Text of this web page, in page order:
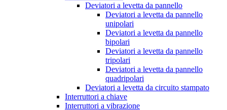
Deviatori a levetta da pannello
Deviatori a levetta da pannello
unipolari
Deviatori a levetta da pannello
bipolari
Deviatori a levetta da pannello
tripolari
Deviatori a levetta da pannello
quadripolari
Deviatori a levetta da circuito stampato
Interruttori a chiave
Interruttori a vibrazione